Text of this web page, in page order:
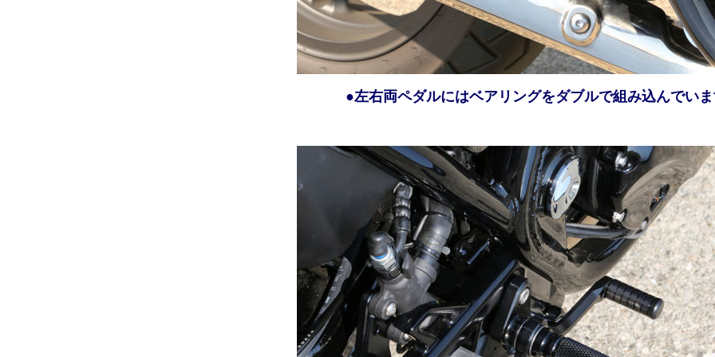
●左右両ペダルにはベアリングをダブルで組み込んでい